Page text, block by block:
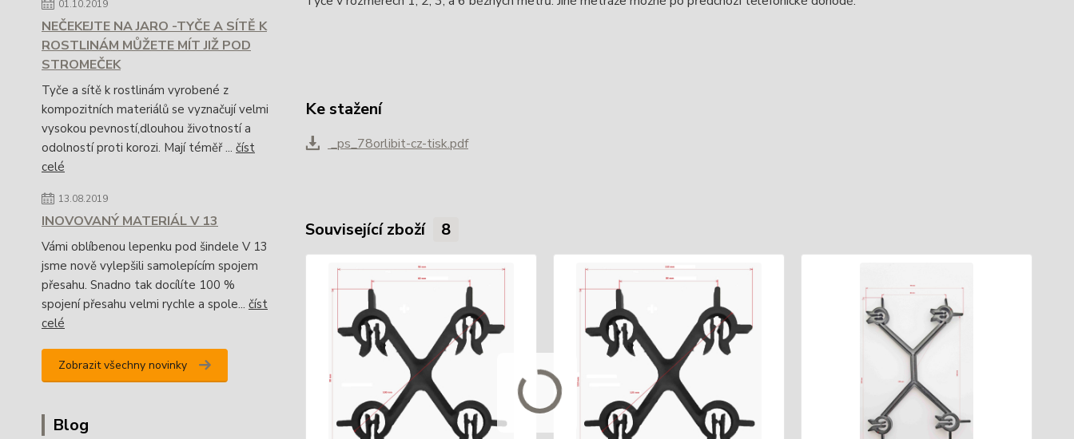
01.10.2019
NEČEKEJTE NA JARO -TYČE A SÍTĚ K
ROSTLINÁM MŮŽETE MÍT JIŽ POD
STROMEČEK
Tyče a sítě k rostlinám vyrobené z
kompozitních materiálů se vyznačují velmi
vysokou pevností,dlouhou životností a
odolností proti korozi. Mají téměř ... číst
celé
13.08.2019
INOVOVANÝ MATERIÁL V 13
Vámi oblíbenou lepenku pod šindele V 13
jsme nově vylepšili samolepícím spojem
přesahu. Snadno tak docílíte 100 %
spojení přesahu velmi rychle a spole... číst
celé
Zobrazit všechny novinky
Blog
Ke stažení
_ps_78orlibit-cz-tisk.pdf
Související zboží 8